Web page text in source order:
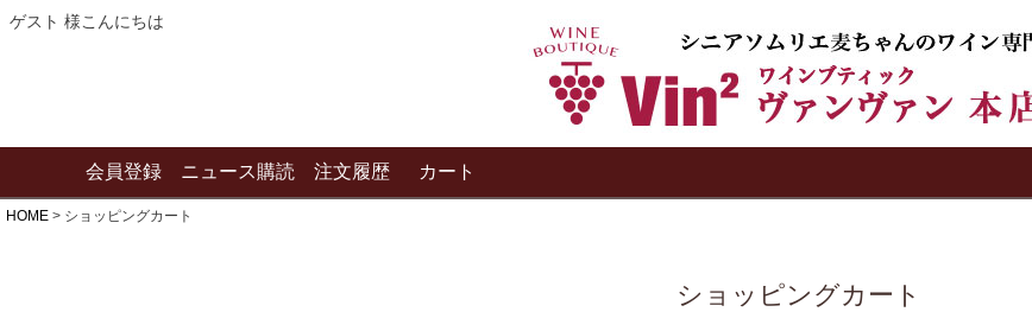
ゲスト 様こんにちは
会員登録 ニュース購読 注文履歴 カート
HOME ショッピングカート
ショッピングカート